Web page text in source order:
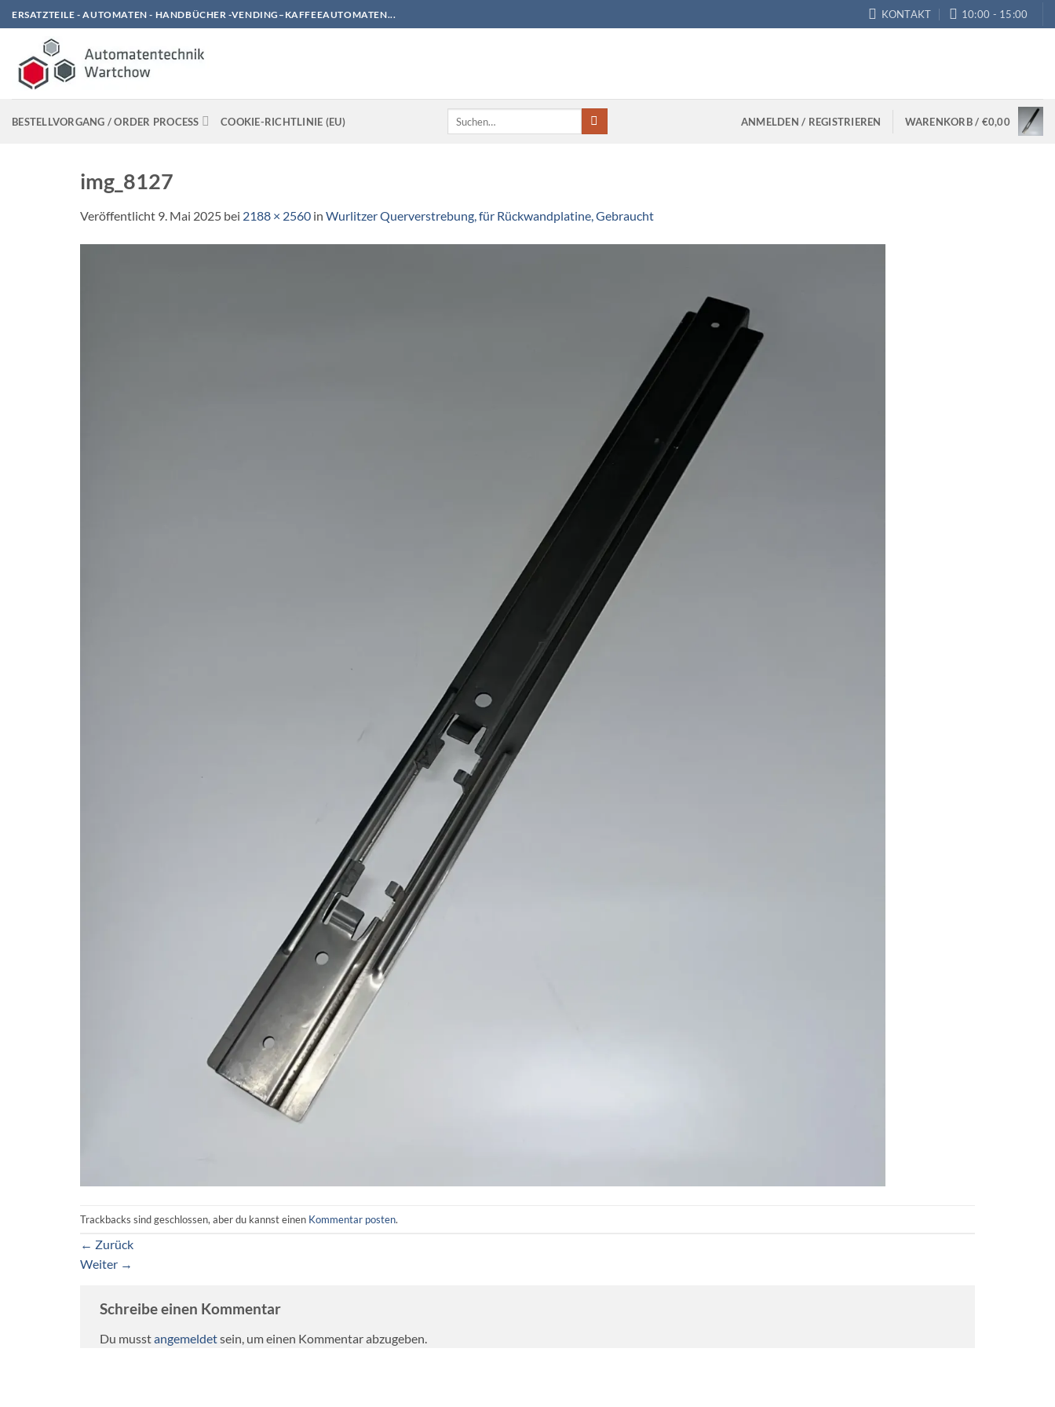
Zum
Inhalt
springen
ERSATZTEILE - AUTOMATEN - HANDBÜCHER -VENDING–KAFFEEAUTOMATEN... KONTAKT 10:00 - 15:00
BESTELLVORGANG / ORDER PROCESS COOKIE-RICHTLINIE (EU)
Suchen
ANMELDEN / REGISTRIEREN WARENKORB / €0,00
img_8127
Veröffentlicht 9. Mai 2025 bei 2188 × 2560 in Wurlitzer Querverstrebung, für Rückwandplatine, Gebraucht
Trackbacks sind geschlossen, aber du kannst einen Kommentar posten.
← Zurück
Weiter →
Schreibe einen Kommentar
Du musstangemeldetsein, um einen Kommentar abzugeben.